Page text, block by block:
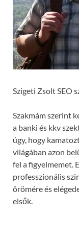
Szigeti Zsolt SEO
Szakmám szerint
a banki és kkv
úgy, hogy
világában azon
fel a figyelmemet.
professzionális
örömére és
elsők.